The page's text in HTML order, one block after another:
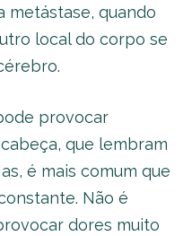
metástase, quando
local do corpo se
provocar
que lembram
é mais comum que
Não é
dores muito